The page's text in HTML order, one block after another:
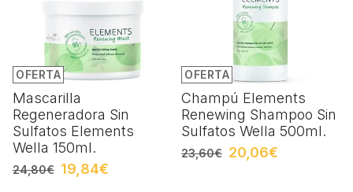
OFERTA
Mascarilla
Regeneradora Sin
Sulfatos Elements
Wella 150ml.
24,80€ 19,84€
OFERTA
Champú Elements
Renewing Shampoo Sin
Sulfatos Wella 500ml.
23,60€ 20,06€